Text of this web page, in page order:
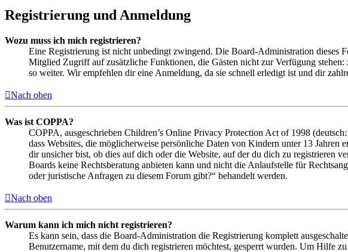
Registrierung und Anmeldung
Wozu muss ich mich registrieren?
Eine Registrierung ist nicht unbedingt zwingend. Die Board-Administration dieses
Mitglied Zugriff auf zusätzliche Funktionen, die Gästen nicht zur Verfügung
so weiter. Wir empfehlen dir eine Anmeldung, da sie schnell erledigt ist und dir
Nach oben
Was ist COPPA?
COPPA, ausgeschrieben Children’s Online Privacy Protection Act of 1998
dass Websites, die möglicherweise persönliche Daten von Kindern unter 13
dir unsicher bist, ob dies auf dich oder die Website, auf der du dich zu registrieren
Boards keine Rechtsberatung anbieten kann und nicht die Anlaufstelle für
oder juristische Anfragen zu diesem Forum gibt?“ behandelt werden.
Nach oben
Warum kann ich mich nicht registrieren?
Es kann sein, dass die Board-Administration die Registrierung komplett
Benutzername, mit dem du dich registrieren möchtest, gesperrt wurden. Um Hilfe